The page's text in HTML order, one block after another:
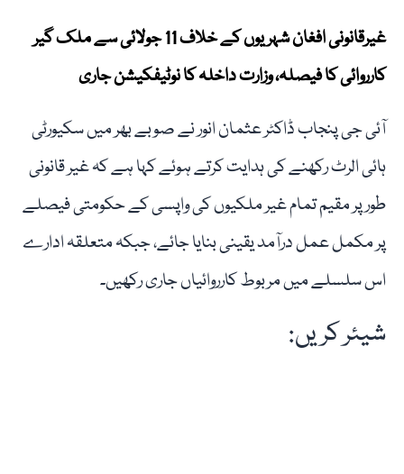
غیرقانونی افغان شہریوں کے خلاف 11 جولائی سے ملک گیر
کارروائی کا فیصلہ، وزارت داخلہ کا نوٹیفکیشن جاری
آئی جی پنجاب ڈاکٹر عثمان انور نے صوبے بھر میں سکیورٹی
ہائی الرٹ رکھنے کی ہدایت کرتے ہوئے کہا ہے کہ غیر قانونی
طور پر مقیم تمام غیر ملکیوں کی واپسی کے حکومتی فیصلے
پر مکمل عمل درآمد یقینی بنایا جائے، جبکہ متعلقہ ادارے
اس سلسلے میں مربوط کارروائیاں جاری رکھیں۔
شیئر کریں: